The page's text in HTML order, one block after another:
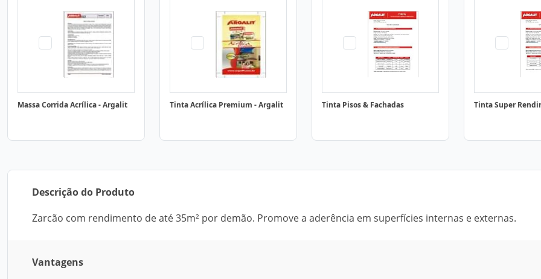
Massa Corrida Acrílica - Argalit Tinta Acrílica Premium - Argalit Tinta Pisos & Fachadas Tinta Super
Descrição do Produto
Zarcão com rendimento de até 35m² por demão. Promove a aderência em superfícies internas e externas.
Vantagens